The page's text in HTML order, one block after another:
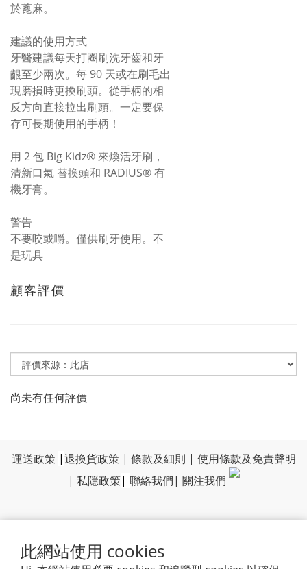
此網站使用 cookies
於蓖麻。
建議的使用方式
牙醫建議每天打圈刷洗牙齒和牙
齦至少兩次。每 90 天或在刷毛出
現磨損時更換刷頭。從手柄的相
反方向直接拉出刷頭。一定要保
存可長期使用的手柄！
用 2 包 Big Kidz® 來煥活牙刷，
清新口氣 替換頭和 RADIUS® 有
機牙膏。
警告
不要咬或嚼。僅供刷牙使用。不
是玩具
顧客評價
尚未有任何評價
運送政策 |退換貨政策| 條款及細則 | 使用條款及免責聲明
| 私隱政策| 聯絡我們| 關注我們